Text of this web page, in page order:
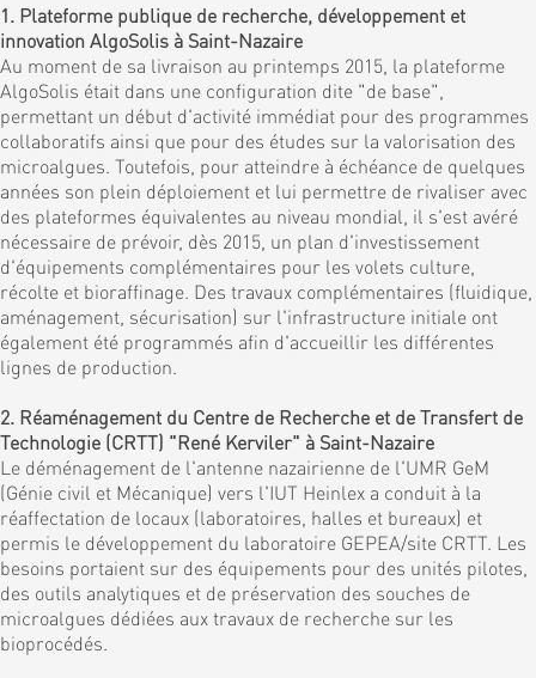
1. Plateforme publique de recherche, développement et
innovation AlgoSolis à Saint-Nazaire
Au moment de sa livraison au printemps 2015, la plateforme
AlgoSolis était dans une configuration dite "de base",
permettant un début d'activité immédiat pour des programmes
collaboratifs ainsi que pour des études sur la valorisation des
microalgues. Toutefois, pour atteindre à échéance de quelques
années son plein déploiement et lui permettre de rivaliser avec
des plateformes équivalentes au niveau mondial, il s'est avéré
nécessaire de prévoir, dès 2015, un plan d'investissement
d'équipements complémentaires pour les volets culture,
récolte et bioraffinage. Des travaux complémentaires (fluidique,
aménagement, sécurisation) sur l'infrastructure initiale ont
également été programmés afin d'accueillir les différentes
lignes de production.
2. Réaménagement du Centre de Recherche et de Transfert de
Technologie (CRTT) "René Kerviler" à Saint-Nazaire
Le déménagement de l'antenne nazairienne de l'UMR GeM
(Génie civil et Mécanique) vers l'IUT Heinlex a conduit à la
réaffectation de locaux (laboratoires, halles et bureaux) et
permis le développement du laboratoire GEPEA/site CRTT. Les
besoins portaient sur des équipements pour des unités pilotes,
des outils analytiques et de préservation des souches de
microalgues dédiées aux travaux de recherche sur les
bioprocédés.